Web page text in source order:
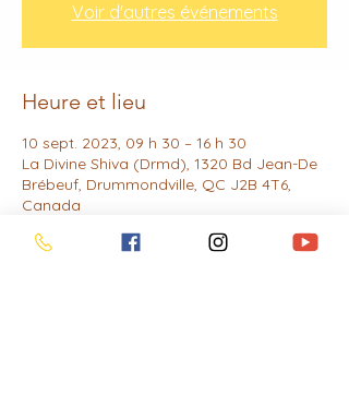
Voir d'autres événements
Heure et lieu
10 sept. 2023, 09 h 30 – 16 h 30
La Divine Shiva (Drmd), 1320 Bd Jean-De
Brébeuf, Drummondville, QC J2B 4T6,
Canada